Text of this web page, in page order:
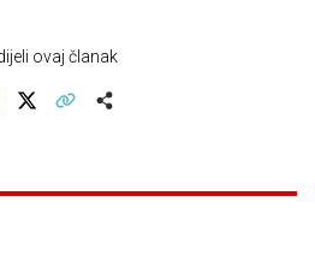
ovaj članak